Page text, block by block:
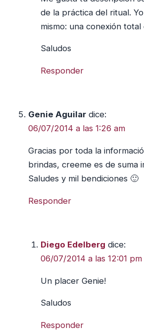
de la práctica del ritual.
mismo: una conexión total
Saludos
Responder
Genie Aguilar dice:
06/07/2014 a las 1:26 am
Gracias por toda la
brindas, creeme es de suma
Saludes y mil bendiciones 🙂
Responder
Diego Edelberg dice:
06/07/2014 a las 12:01 pm
Un placer Genie!
Saludos
Responder